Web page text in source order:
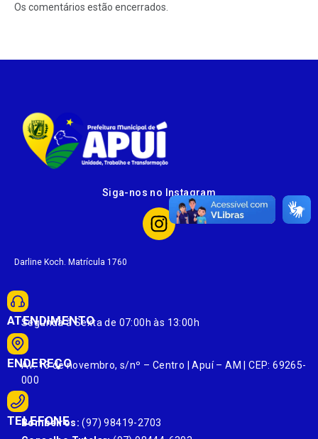
Os comentários estão encerrados.
Siga-nos no Instagram
Darline Koch. Matrícula 1760
ATENDIMENTO
Segunda à Sexta de 07:00h às 13:00h
ENDEREÇO
Av. 13 de novembro, s/nº – Centro | Apuí – AM | CEP: 69265-
000
TELEFONE
Bombeiros: (97) 98419-2703